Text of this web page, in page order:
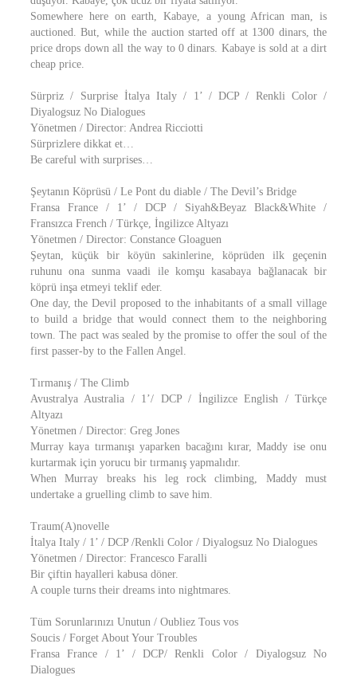
Somewhere here on earth, Kabaye, a young African man, is
auctioned. But, while the auction started off at 1300 dinars, the
price drops down all the way to 0 dinars. Kabaye is sold at a dirt
cheap price.
Sürpriz / Surprise İtalya Italy / 1’ / DCP / Renkli Color /
Diyalogsuz No Dialogues
Yönetmen / Director: Andrea Ricciotti
Sürprizlere dikkat et…
Be careful with surprises…
Şeytanın Köprüsü / Le Pont du diable / The Devil’s Bridge
Fransa France / 1’ / DCP / Siyah&Beyaz Black&White /
Fransızca French / Türkçe, İngilizce Altyazı
Yönetmen / Director: Constance Gloaguen
Şeytan, küçük bir köyün sakinlerine, köprüden ilk geçenin
ruhunu ona sunma vaadi ile komşu kasabaya bağlanacak bir
köprü inşa etmeyi teklif eder.
One day, the Devil proposed to the inhabitants of a small village
to build a bridge that would connect them to the neighboring
town. The pact was sealed by the promise to offer the soul of the
first passer-by to the Fallen Angel.
Tırmanış / The Climb
Avustralya Australia / 1’/ DCP / İngilizce English / Türkçe
Altyazı
Yönetmen / Director: Greg Jones
Murray kaya tırmanışı yaparken bacağını kırar, Maddy ise onu
kurtarmak için yorucu bir tırmanış yapmalıdır.
When Murray breaks his leg rock climbing, Maddy must
undertake a gruelling climb to save him.
Traum(A)novelle
İtalya Italy / 1’ / DCP /Renkli Color / Diyalogsuz No Dialogues
Yönetmen / Director: Francesco Faralli
Bir çiftin hayalleri kabusa döner.
A couple turns their dreams into nightmares.
Tüm Sorunlarınızı Unutun / Oubliez Tous vos
Soucis / Forget About Your Troubles
Fransa France / 1’ / DCP/ Renkli Color / Diyalogsuz No
Dialogues